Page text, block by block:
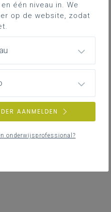
één niveau in. We
op de website, zodat
AANMELDEN
onderwijsprofessional?